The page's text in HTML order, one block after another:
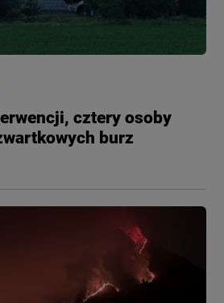
cztery osoby
burz